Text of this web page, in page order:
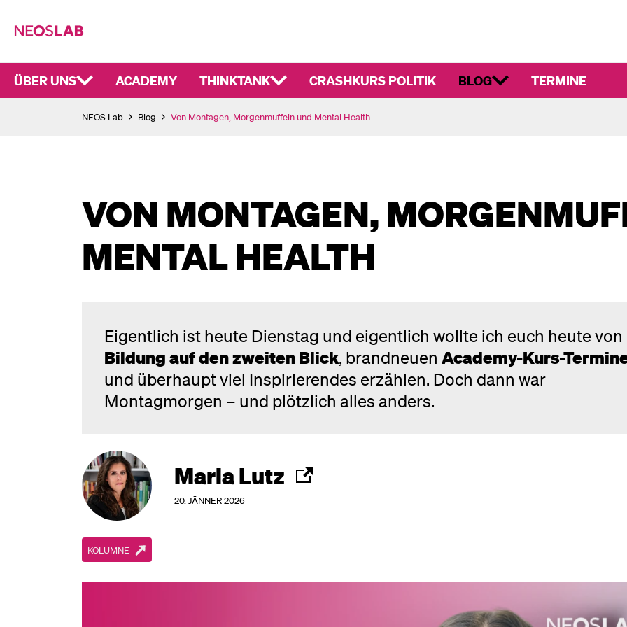
ÜBER UNS ACADEMY THINKTANK CRASHKURS POLITIK BLOG TERMINE
NEOS Lab Blog Von Montagen, Morgenmuffeln und Mental Health
VON MONTAGEN,
MENTAL HEALTH
Eigentlich ist heute Dienstag und eigentlich wollte ich euch heute von
Bildung auf den zweiten Blick, brandneuen Academy-Kurs-
und überhaupt viel Inspirierendes erzählen. Doch dann war
Montagmorgen – und plötzlich alles anders.
Maria Lutz
20. JÄNNER 2026
KOLUMNE